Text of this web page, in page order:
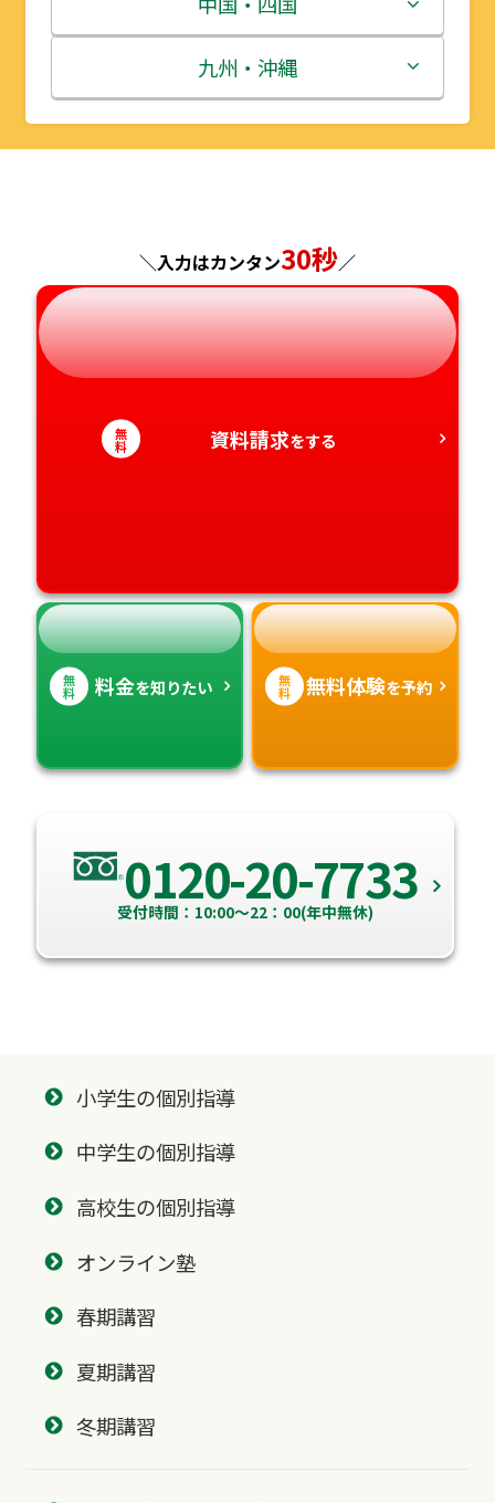
秋田県
山形県
埼玉県
千葉県
神奈川県
石川県
福井県
岐阜県
静岡県
愛知県
滋賀県
京都府
兵庫県
奈良県
和歌山県
鳥取県
島根県
広島県
山口県
徳島県
香川県
九州・沖縄
福岡県
長崎県
熊本県
大分県
宮崎県
＼入力はカンタン30秒／
無
料 資料請求をする
無
料 料金を知りたい 無
料 無料体験を予約
0120-20-7733
受付時間：10:00～22：00(年中無休)
小学生の個別指導
中学生の個別指導
高校生の個別指導
オンライン塾
春期講習
夏期講習
冬期講習